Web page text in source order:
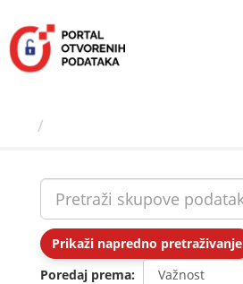
sadržaj
Prikaži napredno pretraživanje
Poredaj prema